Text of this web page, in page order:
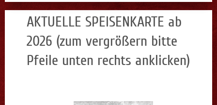
AKTUELLE SPEISENKARTE ab
2026 (zum vergrößern bitte
Pfeile unten rechts anklicken)